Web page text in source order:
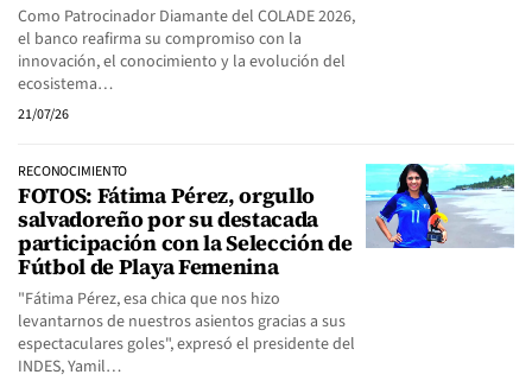
Como Patrocinador Diamante del COLADE 2026,
el banco reafirma su compromiso con la
innovación, el conocimiento y la evolución del
ecosistema…
21/07/26
RECONOCIMIENTO
FOTOS: Fátima Pérez, orgullo
salvadoreño por su destacada
participación con la Selección de
Fútbol de Playa Femenina
"Fátima Pérez, esa chica que nos hizo
levantarnos de nuestros asientos gracias a sus
espectaculares goles", expresó el presidente del
INDES, Yamil…